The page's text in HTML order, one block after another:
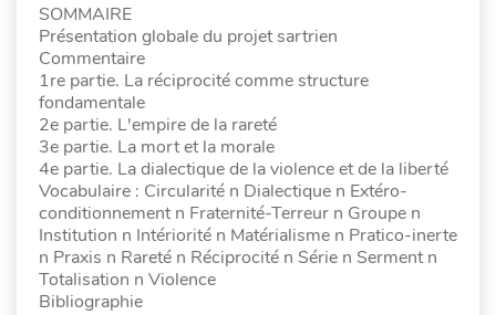
SOMMAIRE
Présentation globale du projet sartrien
Commentaire
1re partie. La réciprocité comme structure
fondamentale
2e partie. L'empire de la rareté
3e partie. La mort et la morale
4e partie. La dialectique de la violence et de la liberté
Vocabulaire : Circularité n Dialectique n Extéro-
conditionnement n Fraternité-Terreur n Groupe n
Institution n Intériorité n Matérialisme n Pratico-inerte
n Praxis n Rareté n Réciprocité n Série n Serment n
Totalisation n Violence
Bibliographie